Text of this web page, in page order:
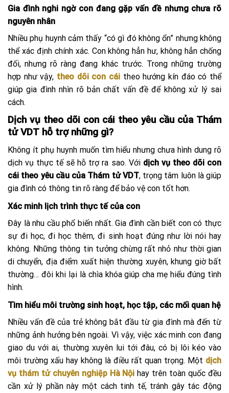
Gia đình nghi ngờ con đang gặp vấn đề nhưng chưa rõ
nguyên nhân
Nhiều phụ huynh cảm thấy “có gì đó không ổn” nhưng không
thể xác định chính xác. Con không hẳn hư, không hẳn chống
đối, nhưng rõ ràng đang khác trước. Trong những trường
hợp như vậy, theo dõi con cái theo hướng kín đáo có thể
giúp gia đình nhìn rõ bản chất vấn đề để không xử lý sai
cách.
Dịch vụ theo dõi con cái theo yêu cầu của Thám
tử VDT hỗ trợ những gì?
Không ít phụ huynh muốn tìm hiểu nhưng chưa hình dung rõ
dịch vụ thực tế sẽ hỗ trợ ra sao. Với dịch vụ theo dõi con
cái theo yêu cầu của Thám tử VDT, trọng tâm luôn là giúp
gia đình có thông tin rõ ràng để bảo vệ con tốt hơn.
Xác minh lịch trình thực tế của con
Đây là nhu cầu phổ biến nhất. Gia đình cần biết con có thực
sự đi học, đi học thêm, đi sinh hoạt đúng như lời nói hay
không. Những thông tin tưởng chừng rất nhỏ như thời gian
di chuyển, địa điểm xuất hiện thường xuyên, khung giờ bất
thường… đôi khi lại là chìa khóa giúp cha mẹ hiểu đúng tình
hình.
Tìm hiểu môi trường sinh hoạt, học tập, các mối quan hệ
Nhiều vấn đề của trẻ không bắt đầu từ gia đình mà đến từ
những ảnh hưởng bên ngoài. Vì vậy, việc xác minh con đang
giao du với ai, thường xuyên lui tới đâu, có bị lôi kéo vào
môi trường xấu hay không là điều rất quan trọng. Một dịch
vụ thám tử chuyên nghiệp Hà Nội hay trên toàn quốc đều
cần xử lý phần này một cách tinh tế, tránh gây tác động